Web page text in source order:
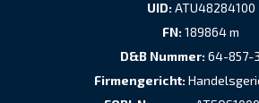
UID:ATU48284100
FN:189864 m
D&B Nummer:64-857-
Firmengericht: